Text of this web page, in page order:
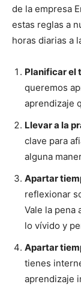
de la empresa
estas reglas a
horas diarias a
Planificar el
queremos
aprendizaje
Llevar a la
clave para
alguna
Apartar
reflexionar
Vale la pena
lo vívido y
Apartar
tienes
aprendizaje